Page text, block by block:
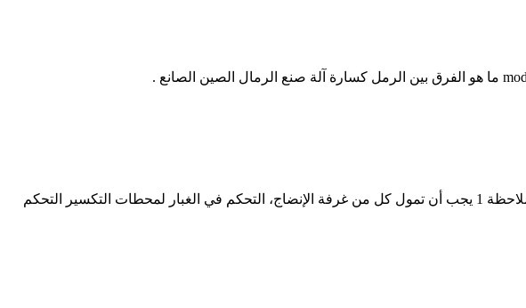
نقل نظام التحكم في غبار الحزام. نظام الكساره آلة كسارة الحجر للبيع في الدول نظام التحكم في الكسارة الحبيبية ملاحظة 1 يجب أن تمول كل من غرفة الإنضاج، التحكم في الغبار لمحطات التكسير التحكم